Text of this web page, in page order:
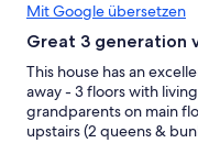
Mit Google übersetzen
Great 3 generation
This house has an
away - 3 floors with
grandparents on main
upstairs (2 queens &